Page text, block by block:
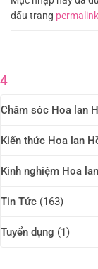
dấu trang permalink
4
Chăm sóc Hoa lan
Kiến thức Hoa lan
Kinh nghiệm Hoa
Tin Tức (163)
Tuyển dụng (1)